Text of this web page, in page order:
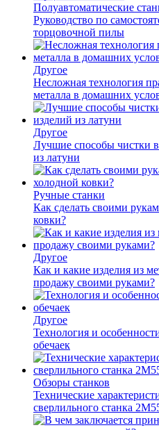
Полуавтоматические
Руководство по
торцовочной пилы
Другое
Несложная технология
металла в домашних
Другое
Лучшие способы чистки
из латуни
Ручные станки
Как сделать своими
ковки?
Другое
Как и какие изделия из
продажу своими руками?
Другое
Технология и
обечаек
Обзоры станков
Технические
сверлильного станка